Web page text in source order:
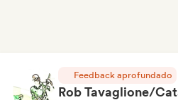
Feedback aprofundado